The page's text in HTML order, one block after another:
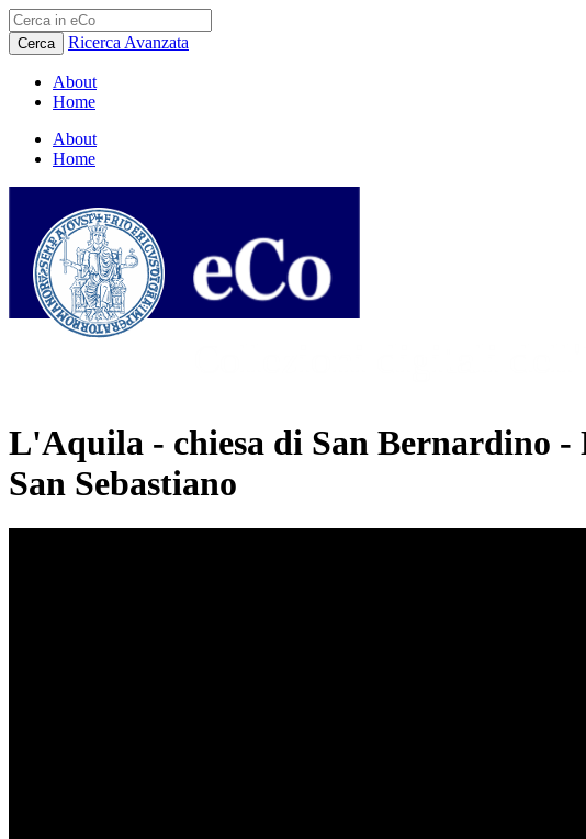
Cerca Ricerca Avanzata
About
Home
About
Home
L'Aquila - chiesa di San Bernardino
San Sebastiano